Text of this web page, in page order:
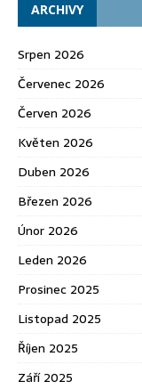
ARCHIVY
Srpen 2026
Červenec 2026
Červen 2026
Květen 2026
Duben 2026
Březen 2026
Únor 2026
Leden 2026
Prosinec 2025
Listopad 2025
Říjen 2025
Září 2025